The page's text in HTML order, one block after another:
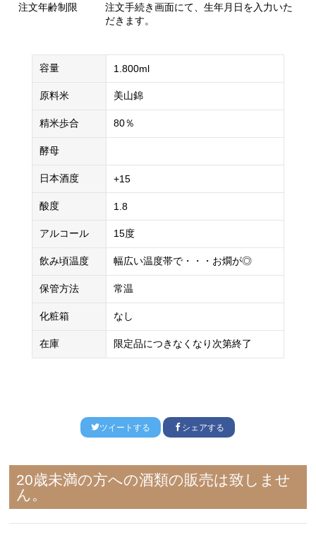
注文年齢制限
注文手続き画面にて、生年月日を入力いた
だきます。
容量 1.800ml
原料米 美山錦
精米歩合 80％
酵母
日本酒度 +15
酸度 1.8
アルコール 15度
飲み頃温度 幅広い温度帯で・・・お燗が◎
保管方法 常温
化粧箱 なし
在庫 限定品につきなくなり次第終了
ツイートする シェアする
20歳未満の方への酒類の販売は致しませ
ん。